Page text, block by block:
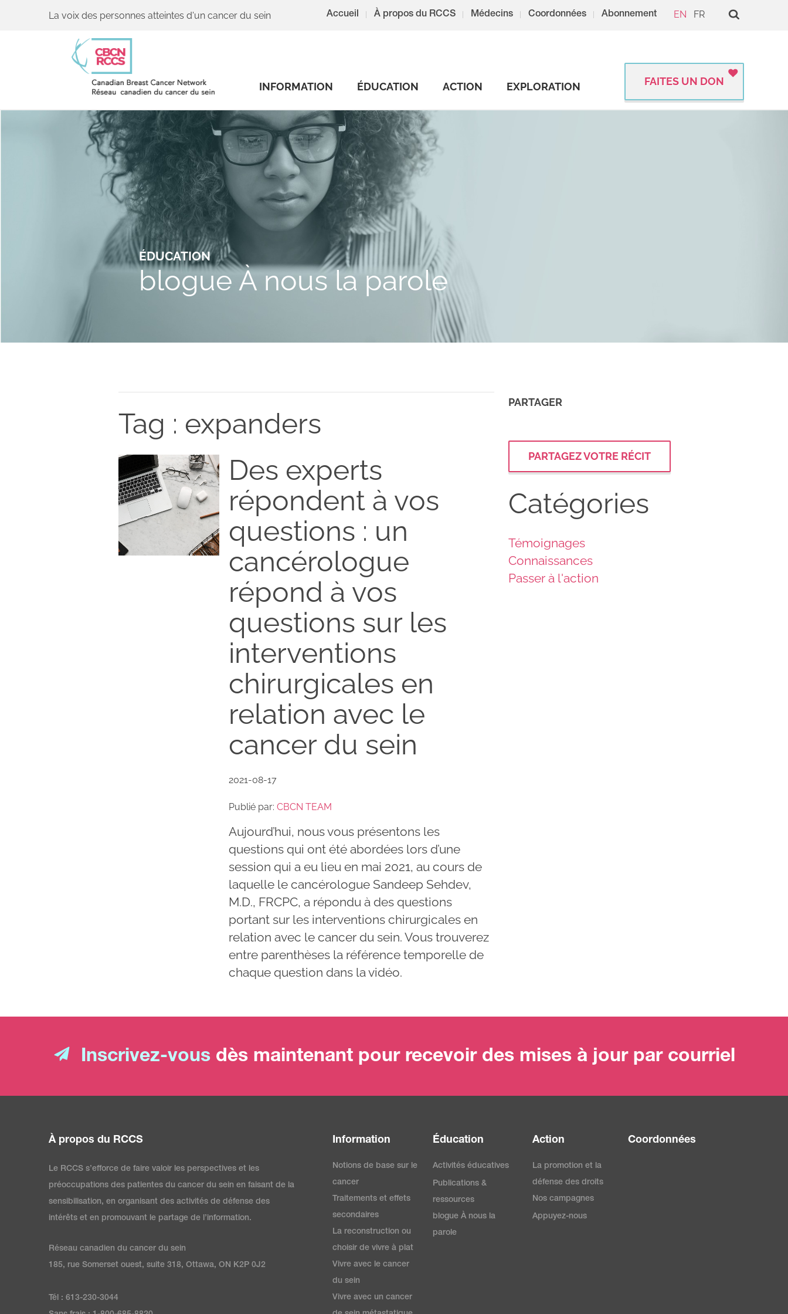
La voix des personnes atteintes d'un cancer du sein Accueil À propos du RCCS Médecins Coordonnées Abonnement EN FR
INFORMATION ÉDUCATION ACTION EXPLORATION FAITES UN DON
ÉDUCATION
blogue À nous la parole
Tag : expanders
Des experts
répondent à vos
questions : un
cancérologue
répond à vos
questions sur les
interventions
chirurgicales en
relation avec le
cancer du sein
2021-08-17
Publié par: CBCN TEAM
Aujourd’hui, nous vous présentons les
questions qui ont été abordées lors d’une
session qui a eu lieu en mai 2021, au cours de
laquelle le cancérologue Sandeep Sehdev,
M.D., FRCPC, a répondu à des questions
portant sur les interventions chirurgicales en
relation avec le cancer du sein. Vous trouverez
entre parenthèses la référence temporelle de
chaque question dans la vidéo.
PARTAGER
PARTAGEZ VOTRE RÉCIT
Catégories
Témoignages
Connaissances
Passer à l'action
Inscrivez-vous dès maintenant pour recevoir des mises à jour par courriel
À propos du RCCS
Le RCCS s’efforce de faire valoir les perspectives et les
préoccupations des patientes du cancer du sein en faisant de la
sensibilisation, en organisant des activités de défense des
intérêts et en promouvant le partage de l’information.
Réseau canadien du cancer du sein
185, rue Somerset ouest, suite 318, Ottawa, ON K2P 0J2
Tél : 613-230-3044
Information
Notions de base sur le
cancer
Traitements et effets
secondaires
La reconstruction ou
choisir de vivre à plat
Vivre avec le cancer
du sein
Vivre avec un cancer
Éducation
Activités éducatives
Publications &
ressources
blogue À nous la
parole
Action
La promotion et la
défense des droits
Nos campagnes
Appuyez-nous
Coordonnées